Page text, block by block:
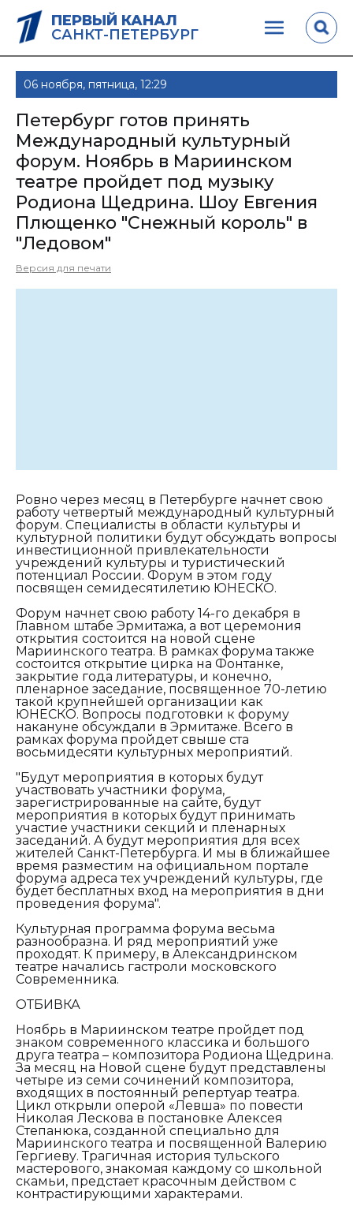
ПЕРВЫЙ КАНАЛ
САНКТ-ПЕТЕРБУРГ
06 ноября, пятница, 12:29
Петербург готов принять
Международный культурный
форум. Ноябрь в Мариинском
театре пройдет под музыку
Родиона Щедрина. Шоу Евгения
Плющенко "Снежный король" в
"Ледовом"
Версия для печати
Ровно через месяц в Петербурге начнет свою
работу четвертый международный культурный
форум. Специалисты в области культуры и
культурной политики будут обсуждать вопросы
инвестиционной привлекательности
учреждений культуры и туристический
потенциал России. Форум в этом году
посвящен семидесятилетию ЮНЕСКО.
Форум начнет свою работу 14-го декабря в
Главном штабе Эрмитажа, а вот церемония
открытия состоится на новой сцене
Мариинского театра. В рамках форума также
состоится открытие цирка на Фонтанке,
закрытие года литературы, и конечно,
пленарное заседание, посвященное 70-летию
такой крупнейшей организации как
ЮНЕСКО. Вопросы подготовки к форуму
накануне обсуждали в Эрмитаже. Всего в
рамках форума пройдет свыше ста
восьмидесяти культурных мероприятий.
"Будут мероприятия в которых будут
участвовать участники форума,
зарегистрированные на сайте, будут
мероприятия в которых будут принимать
участие участники секций и пленарных
заседаний. А будут мероприятия для всех
жителей Санкт-Петербурга. И мы в ближайшее
время разместим на официальном портале
форума адреса тех учреждений культуры, где
будет бесплатных вход на мероприятия в дни
проведения форума".
Культурная программа форума весьма
разнообразна. И ряд мероприятий уже
проходят. К примеру, в Александринском
театре начались гастроли московского
Современника.
ОТБИВКА
Ноябрь в Мариинском театре пройдет под
знаком современного классика и большого
друга театра – композитора Родиона Щедрина.
За месяц на Новой сцене будут представлены
четыре из семи сочинений композитора,
входящих в постоянный репертуар театра.
Цикл открыли оперой «Левша» по повести
Николая Лескова в постановке Алексея
Степанюка, созданной специально для
Мариинского театра и посвященной Валерию
Гергиеву. Трагичная история тульского
мастерового, знакомая каждому со школьной
скамьи, предстает красочным действом с
контрастирующими характерами.